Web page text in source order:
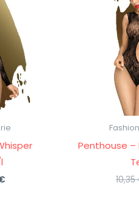
Penthouse –
10,35